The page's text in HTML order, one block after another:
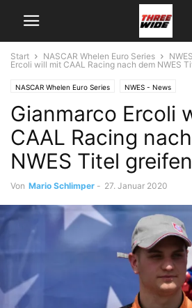
Start NASCAR Whelen Euro Series
Ercoli will mit CAAL Racing nach dem NWES
NASCAR Whelen Euro Series NWES - News
Gianmarco Ercoli
CAAL Racing
NWES Titel greifen
Von Mario Schlimper - 27. Januar 2020